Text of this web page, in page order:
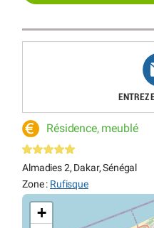
ENTREZ
Résidence, meublé
Almadies 2, Dakar, Sénégal
Zone : Rufisque
+